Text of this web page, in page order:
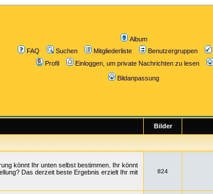
Album
FAQ
Suchen Mitgliederliste Benutzergruppen
Profil
Einloggen, um private Nachrichten zu lesen
Bildanpassung
Bilder
könnt Ihr unten selbst bestimmen. Ihr könnt
Das derzeit beste Ergebnis erzielt Ihr mit
824